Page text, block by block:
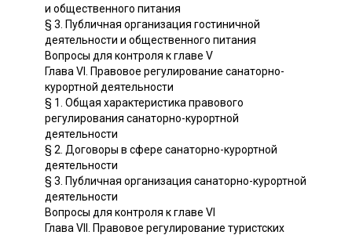
и общественного питания
§ 3. Публичная организация гостиничной
деятельности и общественного питания
Вопросы для контроля к главе V
Глава VI. Правовое регулирование санаторно-
курортной деятельности
§ 1. Общая характеристика правового
регулирования санаторно-курортной
деятельности
§ 2. Договоры в сфере санаторно-курортной
деятельности
§ 3. Публичная организация санаторно-курортной
деятельности
Вопросы для контроля к главе VI
Глава VII. Правовое регулирование туристских